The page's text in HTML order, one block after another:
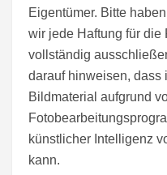
Eigentümer. Bitte
wir jede Haftung für die
vollständig
darauf hinweisen, dass
Bildmaterial aufgrund
künstlicher Intelligenz
kann.